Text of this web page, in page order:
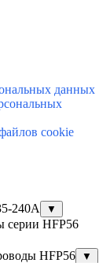
данных
cookie
240А ▼
серии HFP56
HFP56 ▼